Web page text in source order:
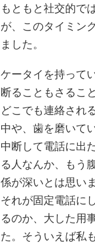
もともと社交的で
が、このタイミン
ました。
ケータイを持って
断ることもさるこ
どこでも連絡され
中や、歯を磨いて
中断して電話に出
る人なんか、もう
係が深いとは思い
それが固定電話に
るのか、大した用
た。そういえば私